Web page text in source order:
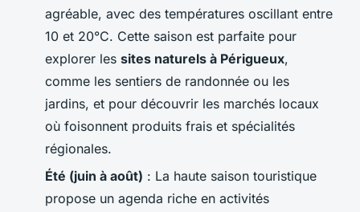
agréable, avec des températures oscillant entre
10 et 20°C. Cette saison est parfaite pour
explorer les sites naturels à Périgueux,
comme les sentiers de randonnée ou les
jardins, et pour découvrir les marchés locaux
où foisonnent produits frais et spécialités
régionales.
Été (juin à août) : La haute saison touristique
propose un agenda riche en activités